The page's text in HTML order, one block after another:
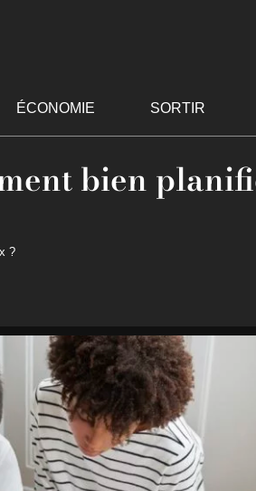
ÉCONOMIE SORTIR
bien
?